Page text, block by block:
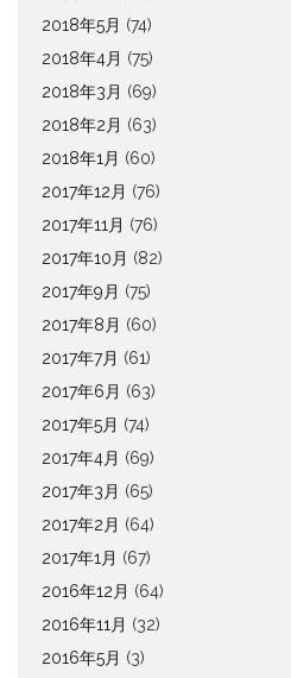
2018年5月 (74)
2018年4月 (75)
2018年3月 (69)
2018年2月 (63)
2018年1月 (60)
2017年12月 (76)
2017年11月 (76)
2017年10月 (82)
2017年9月 (75)
2017年8月 (60)
2017年7月 (61)
2017年6月 (63)
2017年5月 (74)
2017年4月 (69)
2017年3月 (65)
2017年2月 (64)
2017年1月 (67)
2016年12月 (64)
2016年11月 (32)
2016年5月 (3)